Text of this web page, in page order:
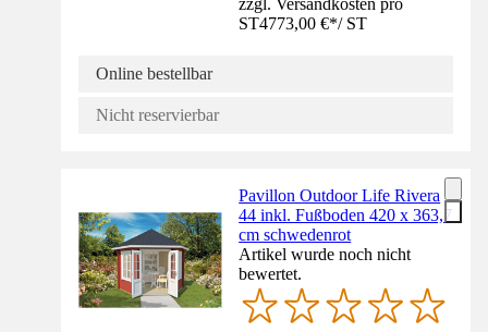
zzgl. Versandkosten pro
ST4773,00 €*/ ST
Online bestellbar
Nicht reservierbar
Pavillon Outdoor Life Rivera
44 inkl. Fußboden 420 x 363,7
cm schwedenrot
Artikel wurde noch nicht
bewertet.